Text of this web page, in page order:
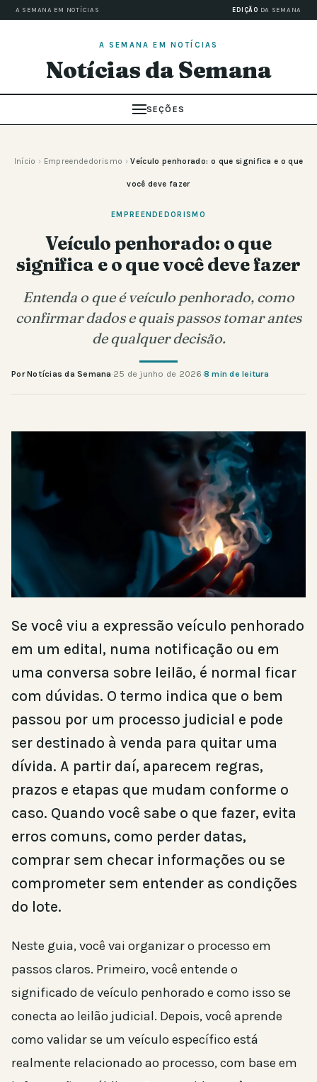
A SEMANA EM NOTÍCIAS EDIÇÃO DA SEMANA
A SEMANA EM NOTÍCIAS
Notícias da Semana
SEÇÕES
Início › Empreendedorismo › Veículo penhorado: o que significa e o que
você deve fazer
EMPREENDEDORISMO
Veículo penhorado: o que
significa e o que você deve fazer
Entenda o que é veículo penhorado, como
confirmar dados e quais passos tomar antes
de qualquer decisão.
Por Notícias da Semana·25 de junho de 2026·8 min de leitura
Se você viu a expressão veículo penhorado
em um edital, numa notificação ou em
uma conversa sobre leilão, é normal ficar
com dúvidas. O termo indica que o bem
passou por um processo judicial e pode
ser destinado à venda para quitar uma
dívida. A partir daí, aparecem regras,
prazos e etapas que mudam conforme o
caso. Quando você sabe o que fazer, evita
erros comuns, como perder datas,
comprar sem checar informações ou se
comprometer sem entender as condições
do lote.
Neste guia, você vai organizar o processo em
passos claros. Primeiro, você entende o
significado de veículo penhorado e como isso se
conecta ao leilão judicial. Depois, você aprende
como validar se um veículo específico está
realmente relacionado ao processo, com base em